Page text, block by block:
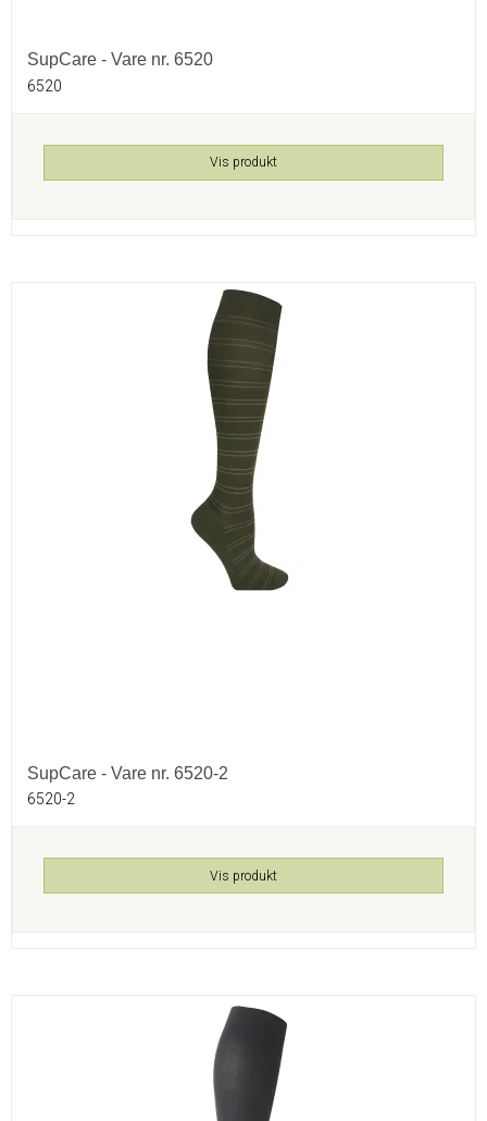
SupCare - Vare nr. 6520
6520
Vis produkt
SupCare - Vare nr. 6520-2
6520-2
Vis produkt